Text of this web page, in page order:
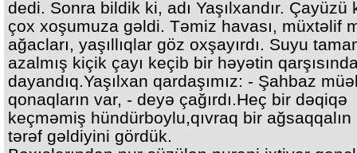
dedi. Sonra bildik ki, adı Yaşılxandır. Çayüzü
çox xoşumuza gəldi. Təmiz havası, müxtəlif
ağacları, yaşıllıqlar göz oxşayırdı. Suyu
azalmış kiçik çayı keçib bir həyətin
dayandıq.Yaşılxan qardaşımız: - Şahbaz
qonaqların var, - deyə çağırdı.Heç bir dəqiqə
keçməmiş hündürboylu,qıvraq bir ağsaqqalın
tərəf gəldiyini gördük.